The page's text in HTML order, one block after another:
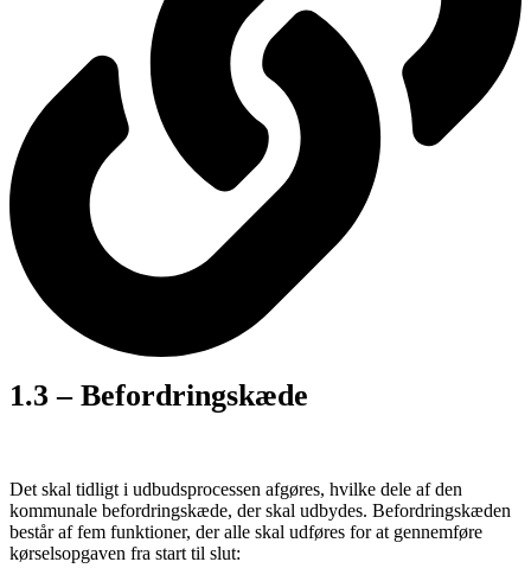
1.3 – Befordringskæde
Det skal tidligt i udbudsprocessen afgøres, hvilke dele af den
kommunale befordringskæde, der skal udbydes. Befordringskæden
består af fem funktioner, der alle skal udføres for at gennemføre
kørselsopgaven fra start til slut: